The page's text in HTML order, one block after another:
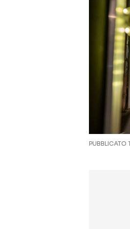
PUBBLICATO